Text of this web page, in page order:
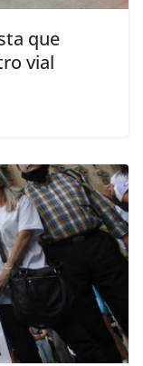
que
vial